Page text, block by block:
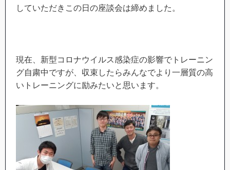
していただきこの日の座談会は締めました。
現在、新型コロナウイルス感染症の影響でトレーニン
グ自粛中ですが、収束したらみんなでより一層質の高
いトレーニングに励みたいと思います。